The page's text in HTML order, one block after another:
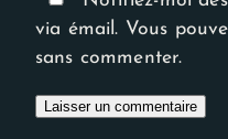
via émail. Vous
sans commenter.